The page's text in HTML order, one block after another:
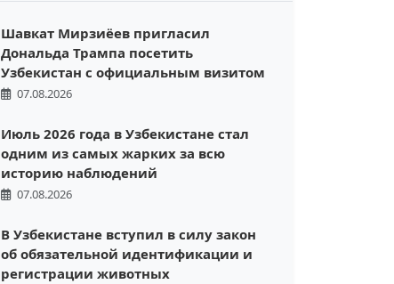
Шавкат Мирзиёев пригласил
Дональда Трампа посетить
Узбекистан с официальным визитом
07.08.2026
Июль 2026 года в Узбекистане стал
одним из самых жарких за всю
историю наблюдений
07.08.2026
В Узбекистане вступил в силу закон
об обязательной идентификации и
регистрации животных